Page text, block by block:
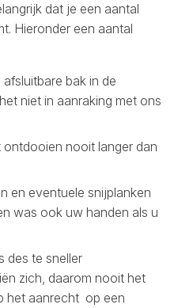
dat je een aantal
Hieronder een aantal
bak in de
niet in aanraking met ons
nooit langer dan
en eventuele snijplanken
was ook uw handen als u
des te sneller
zich, daarom nooit het
het aanrecht op een